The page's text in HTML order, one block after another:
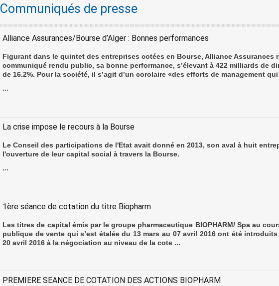
Communiqués de presse
Alliance Assurances/Bourse d’Alger : Bonnes performances
Figurant dans le quintet des entreprises cotées en Bourse, Alliance Assurances
communiqué rendu public, sa bonne performance, s’élevant à 422 milliards de
de 16.2%. Pour la société, il s’agit d’un corolaire «des efforts de management
...
La crise impose le recours à la Bourse
Le Conseil des participations de l'Etat avait donné en 2013, son aval à huit
l'ouverture de leur capital social à travers la Bourse.
...
1ère séance de cotation du titre Biopharm
Les titres de capital émis par le groupe pharmaceutique BIOPHARM/ Spa au
publique de vente qui s’est étalée du 13 mars au 07 avril 2016 ont été
20 avril 2016 à la négociation au niveau de la cote ...
PREMIERE SEANCE DE COTATION DES ACTIONS BIOPHARM